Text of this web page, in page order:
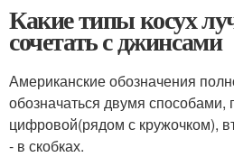
Какие типы косух
сочетать с джинсами
Американские обозначения
обозначаться двумя способами,
цифровой(рядом с кружочком),
- в скобках.